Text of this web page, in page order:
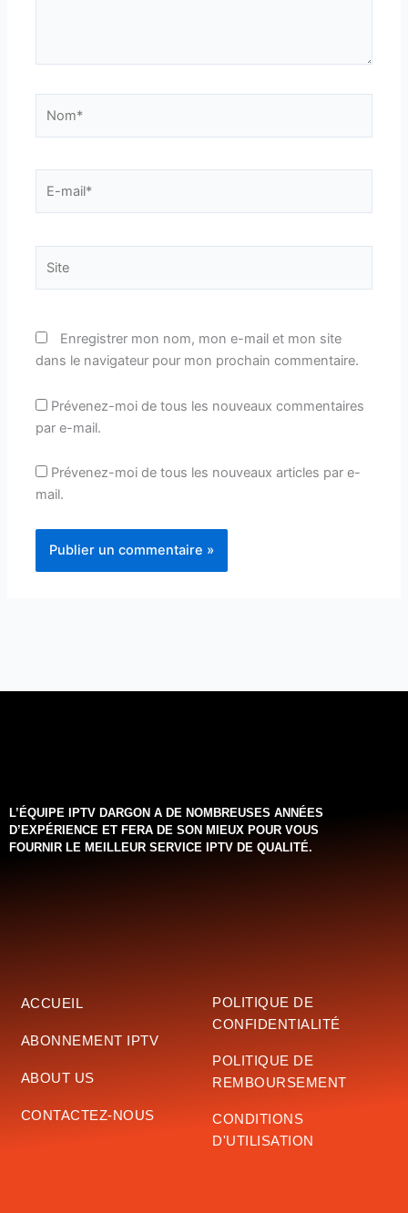
mail*
Enregistrer mon nom, mon e-mail et mon site
dans le navigateur pour mon prochain commentaire.
Prévenez-moi de tous les nouveaux commentaires
par e-mail.
Prévenez-moi de tous les nouveaux articles par e-
mail.
L’ÉQUIPE IPTV DARGON A DE NOMBREUSES ANNÉES
D’EXPÉRIENCE ET FERA DE SON MIEUX POUR VOUS
FOURNIR LE MEILLEUR SERVICE IPTV DE QUALITÉ.‌‌‌‌‌
ACCUEIL
ABONNEMENT IPTV
ABOUT US
CONTACTEZ-NOUS
POLITIQUE DE
CONFIDENTIALITÉ
POLITIQUE DE
REMBOURSEMENT
CONDITIONS
D'UTILISATION